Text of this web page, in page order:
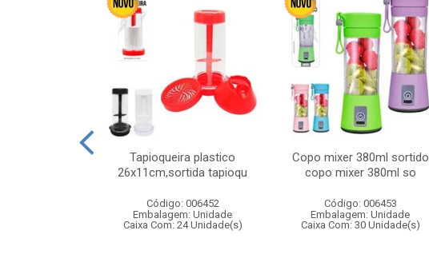
Tapioqueira plastico
26x11cm,sortida tapioqu
Código: 006452
Embalagem: Unidade
Caixa Com: 24 Unidade(s)
Copo mixer 380ml sortido
copo mixer 380ml so
Código: 006453
Embalagem: Unidade
Caixa Com: 30 Unidade(s)